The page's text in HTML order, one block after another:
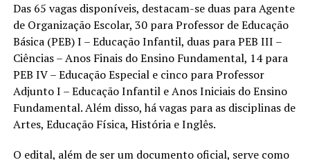
Das 65 vagas disponíveis, destacam-se duas para Agente
de Organização Escolar, 30 para Professor de Educação
Básica (PEB) I – Educação Infantil, duas para PEB III –
Ciências – Anos Finais do Ensino Fundamental, 14 para
PEB IV – Educação Especial e cinco para Professor
Adjunto I – Educação Infantil e Anos Iniciais do Ensino
Fundamental. Além disso, há vagas para as disciplinas de
Artes, Educação Física, História e Inglês.
O edital, além de ser um documento oficial, serve como